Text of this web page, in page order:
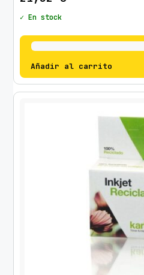
✓ En stock
Añadir al carrito